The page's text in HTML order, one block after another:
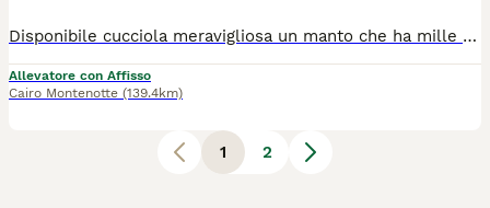
Disponibile cucciola meravigliosa un manto che ha mille sfumature papà polacco Solo da compagnia Pedigree WCF Genitori testati Ecocardio perfetto Libretto sanitario microchip
Allevatore con Affisso
Cairo Montenotte (139.4km)
1 2